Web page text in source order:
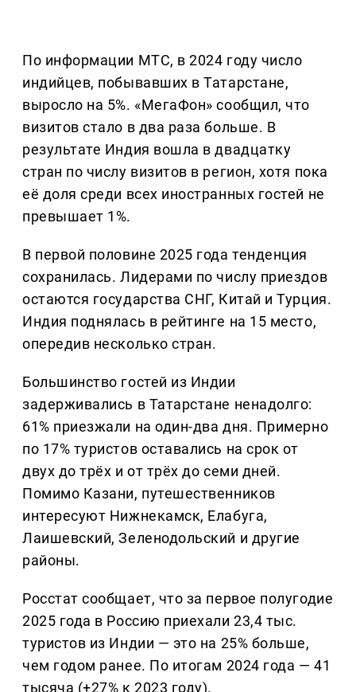
По информации МТС, в 2024 году число
индийцев, побывавших в Татарстане,
выросло на 5%. «МегаФон» сообщил, что
визитов стало в два раза больше. В
результате Индия вошла в двадцатку
стран по числу визитов в регион, хотя пока
её доля среди всех иностранных гостей не
превышает 1%.
В первой половине 2025 года тенденция
сохранилась. Лидерами по числу приездов
остаются государства СНГ, Китай и Турция.
Индия поднялась в рейтинге на 15 место,
опередив несколько стран.
Большинство гостей из Индии
задерживались в Татарстане ненадолго:
61% приезжали на один-два дня. Примерно
по 17% туристов оставались на срок от
двух до трёх и от трёх до семи дней.
Помимо Казани, путешественников
интересуют Нижнекамск, Елабуга,
Лаишевский, Зеленодольский и другие
районы.
Росстат сообщает, что за первое полугодие
2025 года в Россию приехали 23,4 тыс.
туристов из Индии — это на 25% больше,
чем годом ранее. По итогам 2024 года — 41
тысяча (+27% к 2023 году).